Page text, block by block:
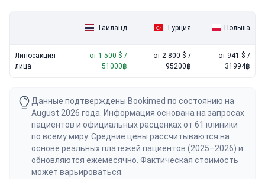
Таиланд Турция Польша
Липосакция
лица
от 1 500 $ /
51000฿
от 2 800 $ /
95200฿
от 941 $ /
31994฿
Данные подтверждены Bookimed по состоянию на
August 2026 года. Информация основана на запросах
пациентов и официальных расценках от 61 клиники
по всему миру. Средние цены рассчитываются на
основе реальных платежей пациентов (2025–2026) и
обновляются ежемесячно. Фактическая стоимость
может варьироваться.